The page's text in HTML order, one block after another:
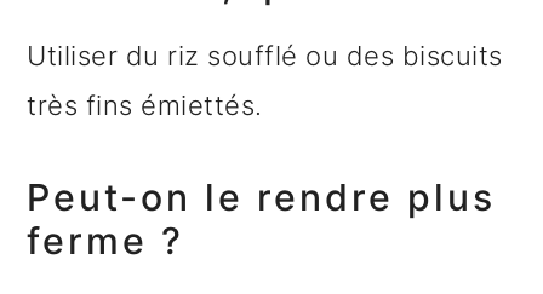
Utiliser du riz soufflé ou des biscuits
très fins émiettés.
Peut-on le rendre plus
ferme ?